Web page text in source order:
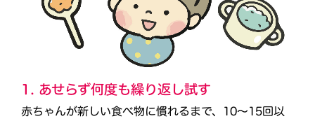
1. あせらず何度も繰り返し試す
赤ちゃんが新しい食べ物に慣れるまで、10〜15回以